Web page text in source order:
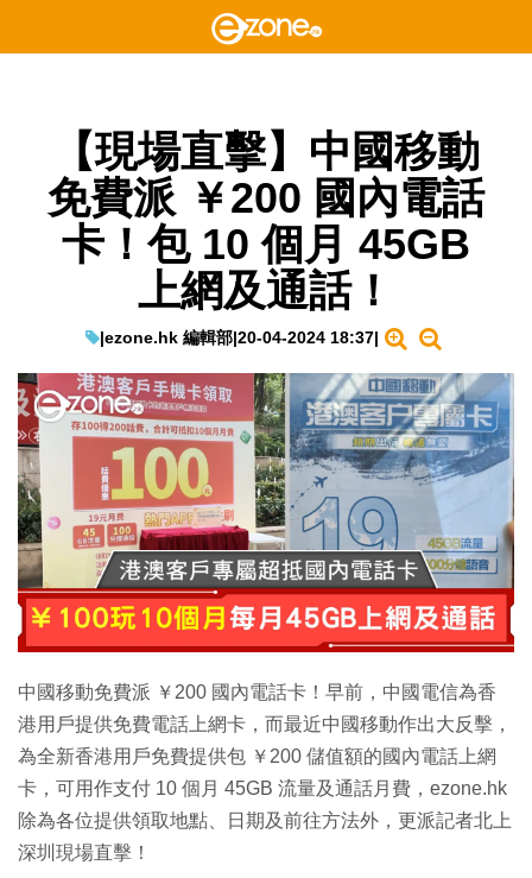
【現場直擊】中國移動
免費派 ￥200 國內電話
卡！包 10 個月 45GB
上網及通話！
|ezone.hk 編輯部|20-04-2024 18:37|
中國移動免費派 ￥200 國內電話卡！早前，中國電信為香
港用戶提供免費電話上網卡，而最近中國移動作出大反擊，
為全新香港用戶免費提供包 ￥200 儲值額的國內電話上網
卡，可用作支付 10 個月 45GB 流量及通話月費，ezone.hk
除為各位提供領取地點、日期及前往方法外，更派記者北上
深圳現場直擊！